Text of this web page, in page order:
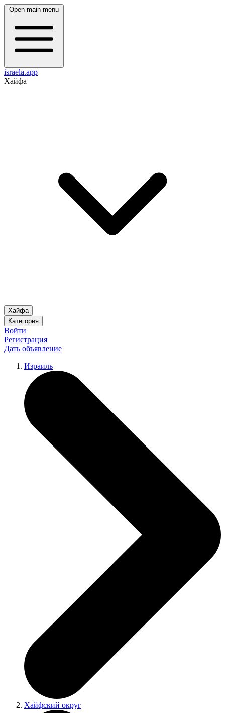
Open main menu
israela.app
Хайфа
Хайфа
Категория
Войти
Регистрация
Дать объявление
Израиль
Хайфский округ